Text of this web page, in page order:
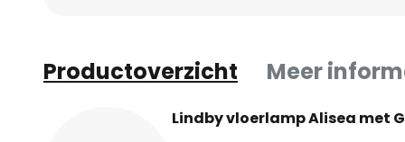
Productoverzicht Meer
Lindby vloerlamp Alisea met